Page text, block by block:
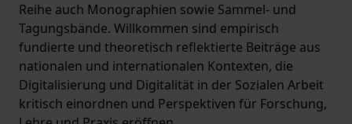
Reihe auch Monographien sowie Sammel- und
Tagungsbände. Willkommen sind empirisch
fundierte und theoretisch reflektierte Beiträge aus
nationalen und internationalen Kontexten, die
Digitalisierung und Digitalität in der Sozialen Arbeit
kritisch einordnen und Perspektiven für Forschung,